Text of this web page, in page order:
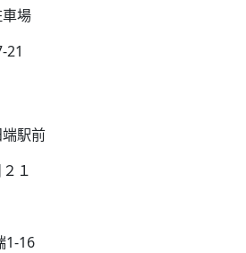
場
21
駅前
１
1-16